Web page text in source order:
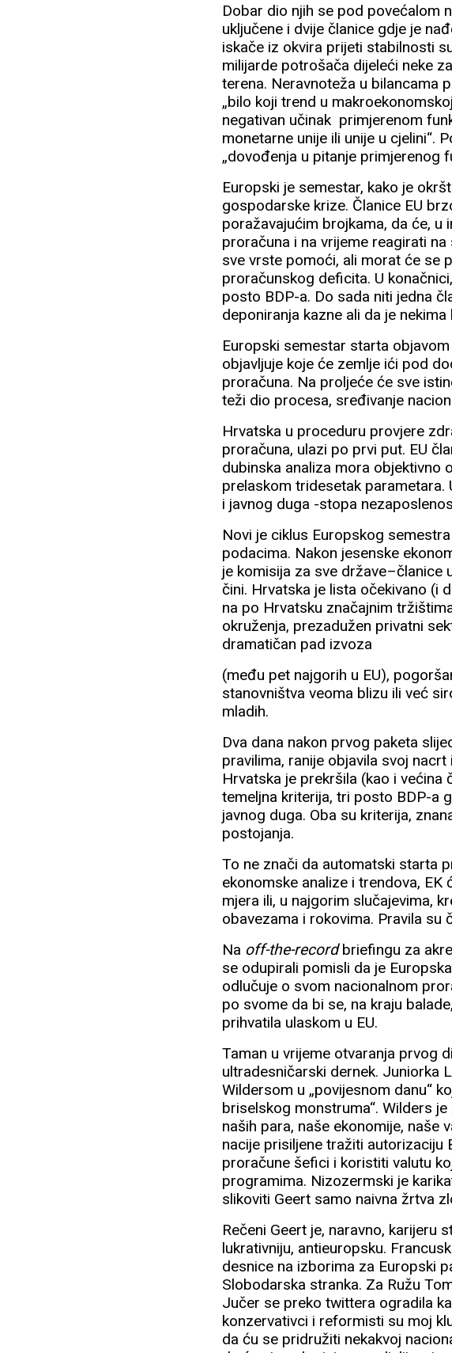
Dobar dio njih se pod povećalom
uključene i dvije članice gdje je
iskače iz okvira prijeti stabilnosti
milijarde potrošača dijeleći neke
terena. Neravnoteža u bilancama
„bilo koji trend u
negativan učinak primjerenom
monetarne unije ili unije u cjelini“.
„dovođenja u pitanje primjerenog
Europski je semestar, kako je
gospodarske krize. Članice EU
poražavajućim brojkama, da će,
proračuna i na vrijeme reagirati
sve vrste pomoći, ali morat će se
proračunskog deficita. U
posto BDP-a. Do sada niti jedna
deponiranja kazne ali da je
Europski semestar starta
objavljuje koje će zemlje ići pod
proračuna. Na proljeće će sve
teži dio procesa, sređivanje
Hrvatska u proceduru provjere
proračuna, ulazi po prvi put. EU
dubinska analiza mora objektivno
prelaskom tridesetak parametara.
i javnog duga -stopa
Novi je ciklus Europskog
podacima. Nakon jesenske
je komisija za sve
čini. Hrvatska je lista očekivano (i
na po Hrvatsku značajnim
okruženja, prezadužen privatni
dramatičan pad izvoza
(među pet najgorih u EU),
stanovništva veoma blizu ili već
mladih.
Dva dana nakon prvog paketa
pravilima, ranije objavila svoj
Hrvatska je prekršila (kao i većina
temeljna kriterija, tri posto BDP-a
javnog duga. Oba su kriterija,
postojanja.
To ne znači da automatski starta
ekonomske analize i trendova,
mjera ili, u najgorim slučajevima,
obavezama i rokovima. Pravila su
Na off-the-recordbriefingu za
se odupirali pomisli da je
odlučuje o svom nacionalnom
po svome da bi se, na kraju
prihvatila ulaskom u EU.
Taman u vrijeme otvaranja prvog
ultradesničarski dernek. Juniorka
Wildersom u „povijesnom danu“
briselskog monstruma“. Wilders
naših para, naše ekonomije, naše
nacije prisiljene tražiti autorizaciju
proračune šefici i koristiti valutu
programima. Nizozermski je
slikoviti Geert samo naivna žrtva
Rečeni Geert je, naravno,
lukrativniju, antieuropsku.
desnice na izborima za Europski
Slobodarska stranka. Za Ružu
Jučer se preko twittera ogradila
konzervativci i reformisti su moj
da ću se pridružiti nekakvoj